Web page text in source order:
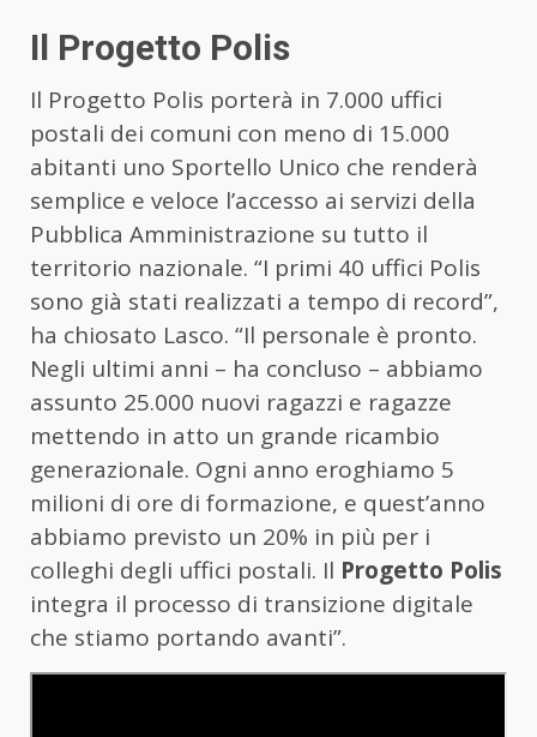
Il Progetto Polis
Il Progetto Polis porterà in 7.000 uffici
postali dei comuni con meno di 15.000
abitanti uno Sportello Unico che renderà
semplice e veloce l’accesso ai servizi della
Pubblica Amministrazione su tutto il
territorio nazionale. “I primi 40 uffici Polis
sono già stati realizzati a tempo di record”,
ha chiosato Lasco. “Il personale è pronto.
Negli ultimi anni – ha concluso – abbiamo
assunto 25.000 nuovi ragazzi e ragazze
mettendo in atto un grande ricambio
generazionale. Ogni anno eroghiamo 5
milioni di ore di formazione, e quest’anno
abbiamo previsto un 20% in più per i
colleghi degli uffici postali. Il Progetto Polis
integra il processo di transizione digitale
che stiamo portando avanti”.